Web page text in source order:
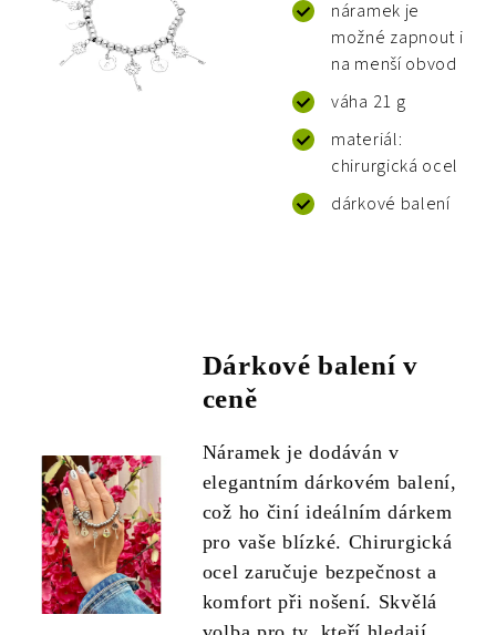
náramek je
možné zapnout i
na menší obvod
váha 21 g
materiál:
chirurgická ocel
dárkové balení
Dárkové balení v
ceně
Náramek je dodáván v
elegantním dárkovém balení,
což ho činí ideálním dárkem
pro vaše blízké. Chirurgická
ocel zaručuje bezpečnost a
komfort při nošení. Skvělá